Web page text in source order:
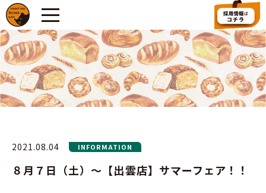
2021.08.04 INFORMATION
８月７日（土）～【出雲店】サマーフェア！！